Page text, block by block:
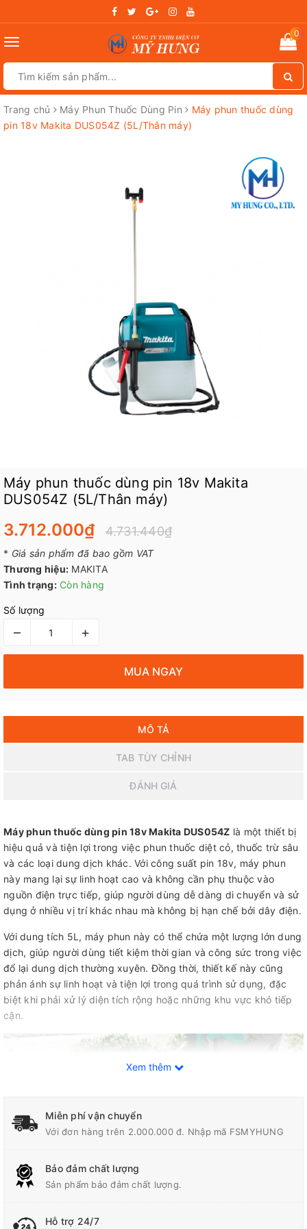
Toggle
0
Trang chủ Máy Phun Thuốc Dùng Pin
Máy phun thuốc dùng
pin 18v Makita DUS054Z (5L/Thân máy)
Máy phun thuốc dùng pin 18v Makita
DUS054Z (5L/Thân máy)
3.712.000₫ 4.731.440₫
* Giá sản phẩm đã bao gồm VAT
Thương hiệu: MAKITA
Tình trạng: Còn hàng
Số lượng
– +
MUA NGAY
MÔ TẢ
TAB TÙY CHỈNH
ĐÁNH GIÁ
Máy phun thuốc dùng pin 18v Makita DUS054Z là một thiết bị
hiệu quả và tiện lợi trong việc phun thuốc diệt cỏ, thuốc trừ sâu
và các loại dung dịch khác. Với công suất pin 18v, máy phun
này mang lại sự linh hoạt cao và không cần phụ thuộc vào
nguồn điện trực tiếp, giúp người dùng dễ dàng di chuyển và sử
dụng ở nhiều vị trí khác nhau mà không bị hạn chế bởi dây điện.
Với dung tích 5L, máy phun này có thể chứa một lượng lớn dung
dịch, giúp người dùng tiết kiệm thời gian và công sức trong việc
đổ lại dung dịch thường xuyên. Đồng thời, thiết kế này cũng
phản ánh sự linh hoạt và tiện lợi trong quá trình sử dụng, đặc
biệt khi phải xử lý diện tích rộng hoặc những khu vực khó tiếp
cận.
Xem thêm
Miễn phí vận chuyển
Với đơn hàng trên 2.000.000 đ. Nhập mã FSMYHUNG
Bảo đảm chất lượng
Sản phẩm bảo đảm chất lượng.
Hỗ trợ 24/7